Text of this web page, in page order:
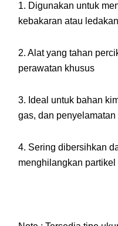
1. Digunakan untuk
kebakaran atau
2. Alat yang tahan
perawatan khusus
3. Ideal untuk bahan
gas, dan penyelamatan
4. Sering dibersihkan
menghilangkan